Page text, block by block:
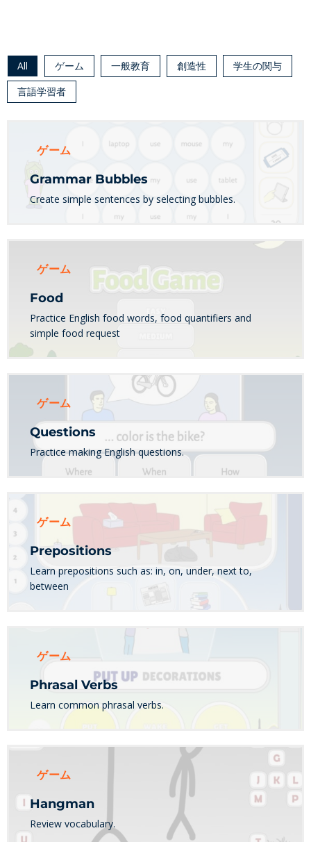
All ゲーム 一般教育 創造性
学生の関与
言語学習者
ゲーム
Grammar Bubbles
Create simple sentences by selecting bubbles.
ゲーム
Food
Practice English food words, food quantifiers and
simple food request
ゲーム
Questions
Practice making English questions.
ゲーム
Prepositions
Learn prepositions such as: in, on, under, next to,
between
ゲーム
Phrasal Verbs
Learn common phrasal verbs.
ゲーム
Hangman
Review vocabulary.